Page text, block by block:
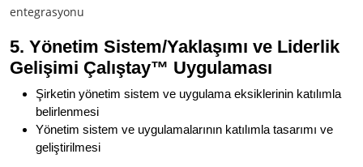
entegrasyonu
5. Yönetim Sistem/Yaklaşımı ve Liderlik
Gelişimi Çalıştay™ Uygulaması
Şirketin yönetim sistem ve uygulama eksiklerinin katılımla
belirlenmesi
Yönetim sistem ve uygulamalarının katılımla tasarımı ve
geliştirilmesi